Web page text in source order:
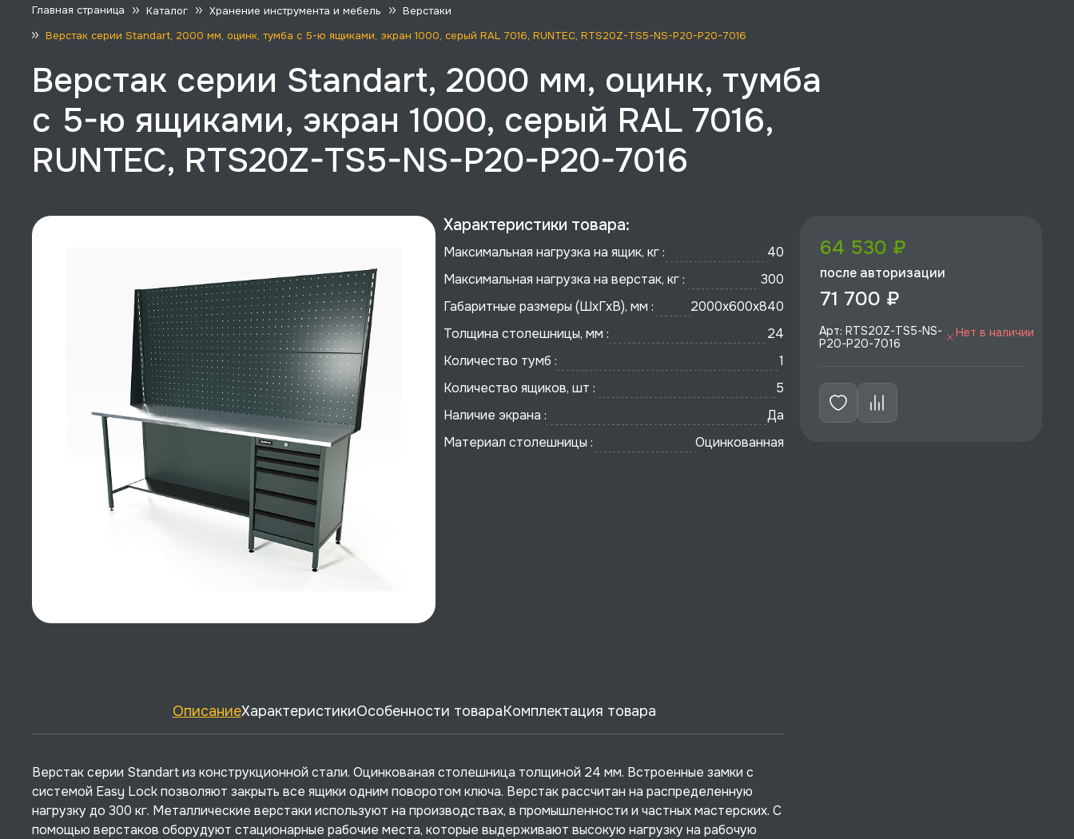
Главная страница Каталог Хранение инструмента и мебель
Верстаки
Верстак серии Standart, 2000 мм, оцинк, тумба с 5-ю ящиками, экран 1000, серый RAL 7016, RUNTEC, RTS20Z-TS5-NS-P20-P20-7016
Верстак серии Standart, 2000 мм, оцинк, тумба
с 5-ю ящиками, экран 1000, серый RAL 7016,
RUNTEC, RTS20Z-TS5-NS-P20-P20-7016
Характеристики товара:
Максимальная нагрузка на ящик, кг :
40
Максимальная нагрузка на верстак, кг :
300
Габаритные размеры (ШхГхВ), мм :
2000x600х840
Толщина столешницы, мм :
24
Количество тумб :
1
Количество ящиков, шт :
5
Наличие экрана :
Да
Материал столешницы :
Оцинкованная
ОписаниеХарактеристикиОсобенности товараКомплектация товара
Верстак серии Standart из конструкционной стали. Оцинкованая столешница толщиной 24 мм. Встроенные замки с
системой Easy Lock позволяют закрыть все ящики одним поворотом ключа. Верстак рассчитан на распределенную
нагрузку до 300 кг. Металлические верстаки используют на производствах, в промышленности и частных мастерских. С
помощью верстаков оборудуют стационарные рабочие места, которые выдерживают высокую нагрузку на рабочую
64 530 ₽
после авторизации
71 700 ₽
Арт: RTS20Z-TS5-NS-
P20-P20-7016
Нет в наличии